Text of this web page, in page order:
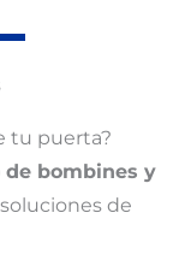
tu puerta?
de bombines y
de